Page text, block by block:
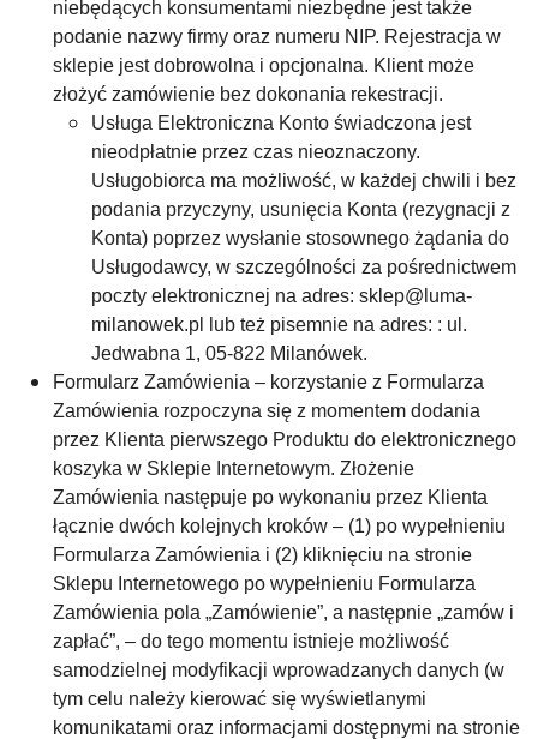
niebędących konsumentami niezbędne jest także
podanie nazwy firmy oraz numeru NIP. Rejestracja w
sklepie jest dobrowolna i opcjonalna. Klient może
złożyć zamówienie bez dokonania rekestracji.
Usługa Elektroniczna Konto świadczona jest
nieodpłatnie przez czas nieoznaczony.
Usługobiorca ma możliwość, w każdej chwili i bez
podania przyczyny, usunięcia Konta (rezygnacji z
Konta) poprzez wysłanie stosownego żądania do
Usługodawcy, w szczególności za pośrednictwem
poczty elektronicznej na adres: sklep@luma-
milanowek.pl lub też pisemnie na adres: : ul.
Jedwabna 1, 05-822 Milanówek.
Formularz Zamówienia – korzystanie z Formularza
Zamówienia rozpoczyna się z momentem dodania
przez Klienta pierwszego Produktu do elektronicznego
koszyka w Sklepie Internetowym. Złożenie
Zamówienia następuje po wykonaniu przez Klienta
łącznie dwóch kolejnych kroków – (1) po wypełnieniu
Formularza Zamówienia i (2) kliknięciu na stronie
Sklepu Internetowego po wypełnieniu Formularza
Zamówienia pola „Zamówienie”, a następnie „zamów i
zapłać”, – do tego momentu istnieje możliwość
samodzielnej modyfikacji wprowadzanych danych (w
tym celu należy kierować się wyświetlanymi
komunikatami oraz informacjami dostępnymi na stronie